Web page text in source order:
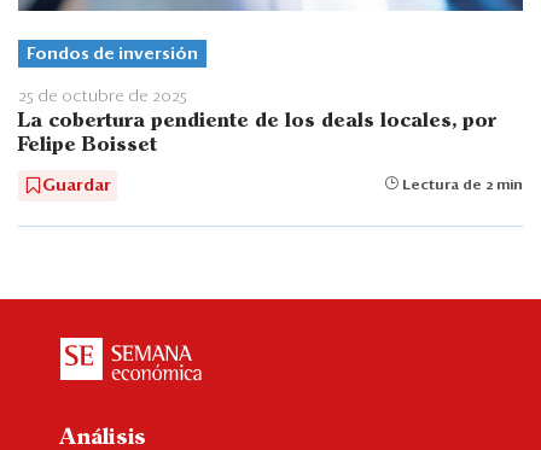
Fondos de inversión
25 de octubre de 2025
La cobertura pendiente de los deals locales, por
Felipe Boisset
Guardar Lectura de 2 min
Análisis